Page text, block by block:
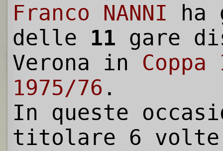
Franco NANNI ha
delle 11 gare
Verona in
1975/76 .
In queste
titolare 6